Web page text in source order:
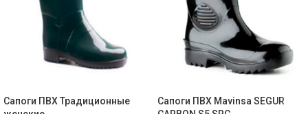
Сапоги ПВХ Традиционные
Сапоги ПВХ Mavinsa SEGUR